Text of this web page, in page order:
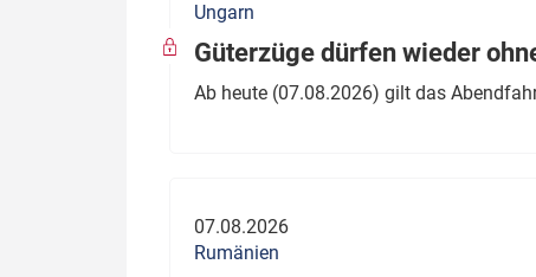
Ungarn
Güterzüge dürfen wieder
Ab heute (07.08.2026) gilt das
07.08.2026
Rumänien